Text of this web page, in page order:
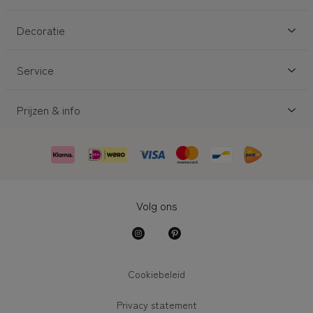
Decoratie
Service
Prijzen & info
Volg ons
Cookiebeleid
Privacy statement